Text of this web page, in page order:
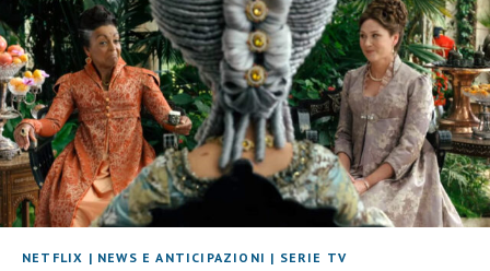
NETFLIX | NEWS E ANTICIPAZIONI | SERIE TV